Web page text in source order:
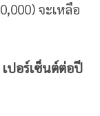
จะเหลือ
ปอร์เซ็นต์ต่อปี